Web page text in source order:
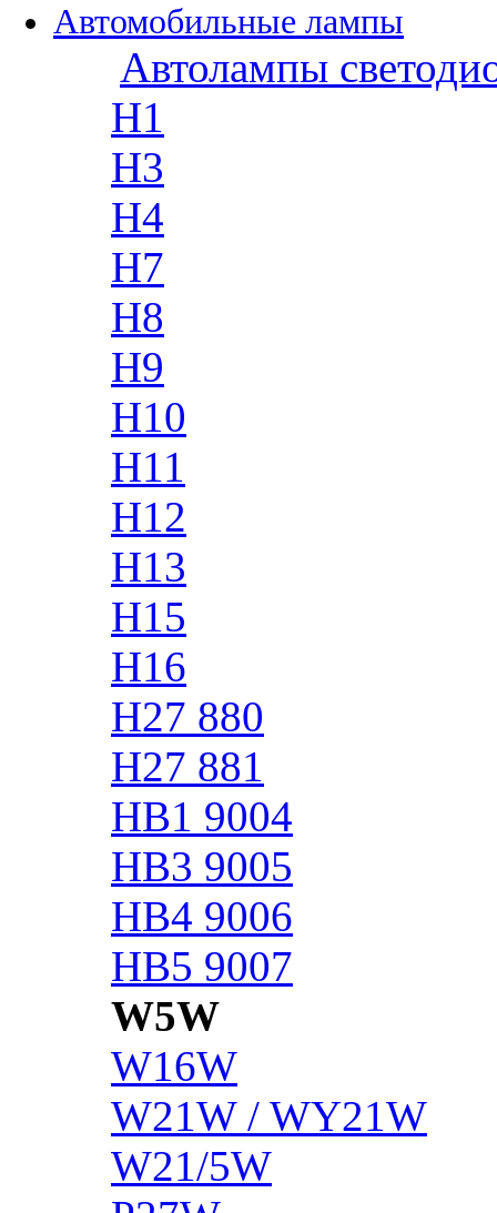
Автомобильные лампы
Автолампы
H1
H3
H4
H7
H8
H9
H10
H11
H12
H13
H15
H16
H27 880
H27 881
HB1 9004
HB3 9005
HB4 9006
HB5 9007
W5W
W16W
W21W / WY21W
W21/5W